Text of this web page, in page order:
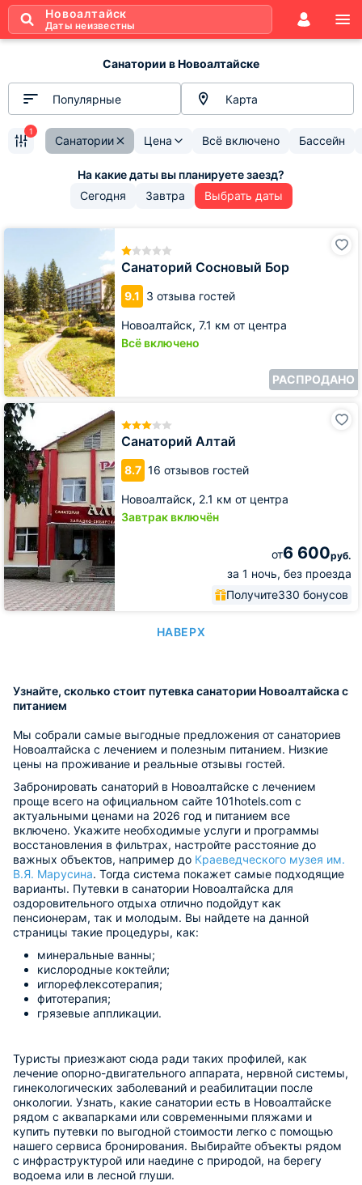
Новоалтайск
Даты неизвестны
Санатории в Новоалтайске
Популярные Карта
Санатории Цена Всё включено Бассейн
1
Сегодня Завтра Выбрать даты
Санаторий Сосновый Бор
9.1 3 отзыва гостей
Новоалтайск, 7.1 км от центра
Всё включено
РАСПРОДАНО
Санаторий
Санаторий Алтай
8.7 16 отзывов гостей
Новоалтайск, 2.1 км от центра
Завтрак включён
от6 600руб.
за 1 ночь, без проезда
Получите330 бонусов
Санаторий
Алтай
НАВЕРХ
Узнайте, сколько стоит путевка санатории Новоалтайска с
питанием
Мы собрали самые выгодные предложения от санаториев
Новоалтайска с лечением и полезным питанием. Низкие
цены на проживание и реальные отзывы гостей.
Забронировать санаторий в Новоалтайске с лечением
проще всего на официальном сайте 101hotels.com с
актуальными ценами на 2026 год и питанием все
включено. Укажите необходимые услуги и программы
восстановления в фильтрах, настройте расстояние до
важных объектов, например до Краеведческого музея им.
В.Я. Марусина. Тогда система покажет самые подходящие
варианты. Путевки в санатории Новоалтайска для
оздоровительного отдыха отлично подойдут как
пенсионерам, так и молодым. Вы найдете на данной
страницы такие процедуры, как:
минеральные ванны;
кислородные коктейли;
иглорефлексотерапия;
фитотерапия;
грязевые аппликации.
Туристы приезжают сюда ради таких профилей, как
лечение опорно-двигательного аппарата, нервной системы,
гинекологических заболеваний и реабилитации после
онкологии. Узнать, какие санатории есть в Новоалтайске
рядом с аквапарками или современными пляжами и
купить путевки по выгодной стоимости легко с помощью
нашего сервиса бронирования. Выбирайте объекты рядом
с инфраструктурой или наедине с природой, на берегу
водоема или в лесной глуши.